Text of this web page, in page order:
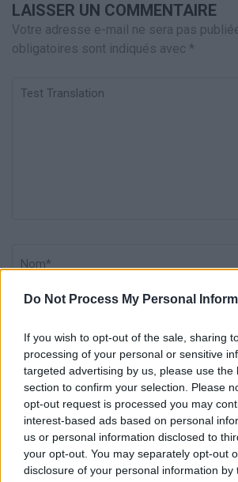
Do Not Process My Personal
If you wish to opt-out of the sale, sharing
processing of your personal or sensitive
targeted advertising by us, please use the
section to confirm your selection. Please
opt-out request is processed you may
interest-based ads based on personal
us or personal information disclosed to
your opt-out. You may separately opt-out
disclosure of your personal information by
LAISSER UN COMMENTAIRE
Votre adresse e-mail ne sera pas
obligatoires sont indiqués avec *
Test
Enregistrer mon nom, mon e-mail et
navigateur pour mon prochain